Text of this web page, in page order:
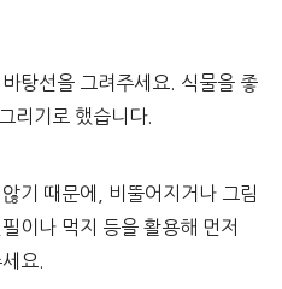
탕선을 그려주세요. 식물을 좋
리기로 했습니다.
기 때문에, 비뚤어지거나 그림
이나 먹지 등을 활용해 먼저
요.